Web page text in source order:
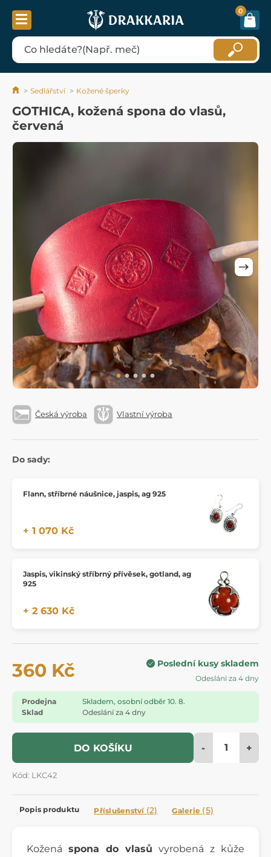
0
Sedlářství Kožené šperky
GOTHICA, kožená spona do vlasů,
červená
Česká výroba Vlastní výroba
Do sady:
Flann, stříbrné náušnice, jaspis, ag 925
+ 1 070 Kč
Jaspis, vikinský stříbrný přívěsek, gotland, ag
925
+ 2 630 Kč
360 Kč Poslední kusy skladem
Odeslání za 4 dny
Prodejna
Skladem, osobní odběr 10. 8.
Sklad
Odeslání za 4 dny
DO KOŠÍKU - +
Kód: LKC42
Popis produktu Příslušenství (2) Galerie (5)
Kožená spona do vlasů vyrobená z kůže